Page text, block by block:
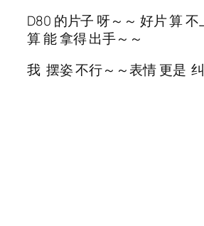
D80 的片子 呀～～ 好片 算
算 能 拿得 出手～～
我 摆姿 不行～～表情 更是